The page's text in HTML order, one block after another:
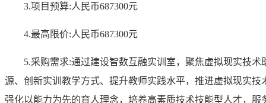
3.项目预算:人民币687300元
4.最高限价:人民币687300元
5.采购需求:通过建设智数互融实训室，聚焦虚拟现实技
源、创新实训教学方式、提升教师实践水平，推进虚拟现实
强化以能力为先的育人理念，培养高素质技术技能型人才，服